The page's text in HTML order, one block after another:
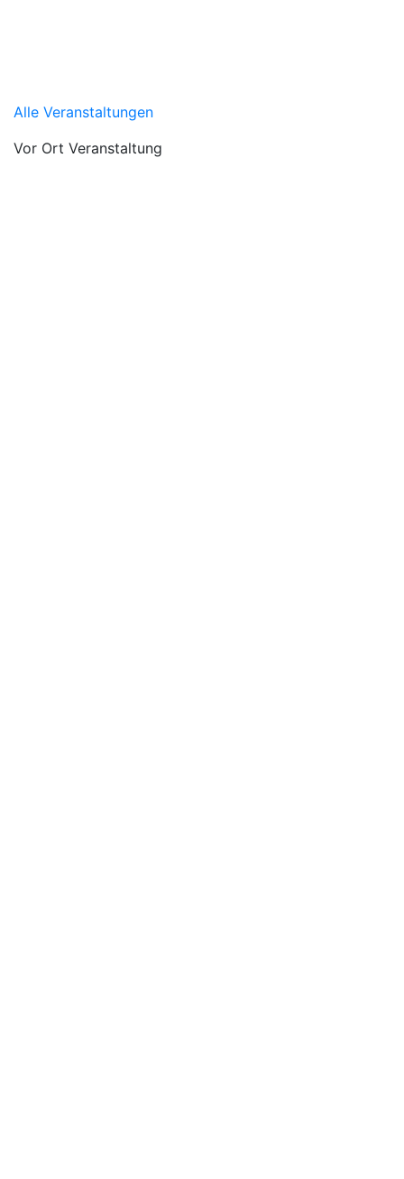
Alle Veranstaltungen
Vor Ort Veranstaltung